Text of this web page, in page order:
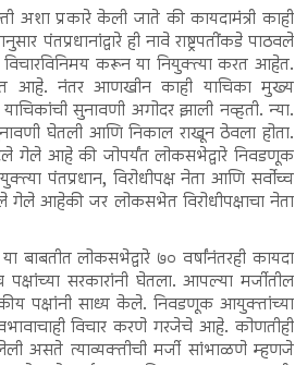
प्रकारे केली जाते की कायदामंत्री काही
पंतप्रधानांद्वारे ही नावे राष्ट्रपतींकडे पाठवले
विचारविनिमय करून या नियुक्त्या करत आहेत.
आहे. नंतर आणखीन काही याचिका मुख्य
सुनावणी अगोदर झाली नव्हती. न्या.
घेतली आणि निकाल राखून ठेवला होता.
गेले आहे की जोपर्यंत लोकसभेद्वारे निवडणूक
पंतप्रधान, विरोधीपक्ष नेता आणि सर्वोच्च
गेले आहेकी जर लोकसभेत विरोधीपक्षाचा नेता
बाबतीत लोकसभेद्वारे ७० वर्षांनंतरही कायदा
सरकारांनी घेतला. आपल्या मर्जीतील
पक्षांनी साध्य केले. निवडणूक आयुक्तांच्या
विचार करणे गरजेचे आहे. कोणतीही
असते त्याव्यक्तीची मर्जी सांभाळणे म्हणजे